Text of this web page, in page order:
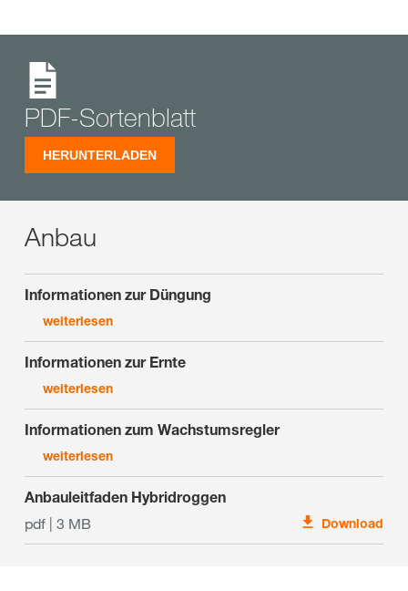
PDF-Sortenblatt
HERUNTERLADEN
Anbau
Informationen zur Düngung
weiterlesen
Informationen zur Ernte
weiterlesen
Informationen zum Wachstumsregler
weiterlesen
Anbauleitfaden Hybridroggen
pdf | 3 MB
Download